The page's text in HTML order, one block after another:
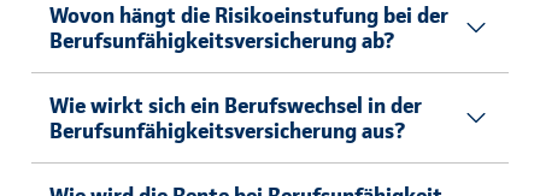
Wovon hängt die Risikoeinstufung bei der
Berufsunfähigkeitsversicherung ab?
Wie wirkt sich ein Berufswechsel in der
Berufsunfähigkeitsversicherung aus?